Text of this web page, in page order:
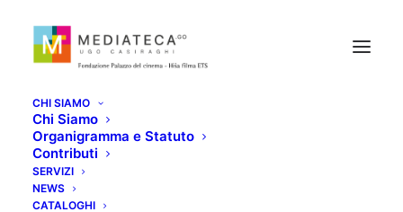
CHI SIAMO
Chi Siamo
Organigramma e Statuto
Contributi
SERVIZI
NEWS
CATALOGHI